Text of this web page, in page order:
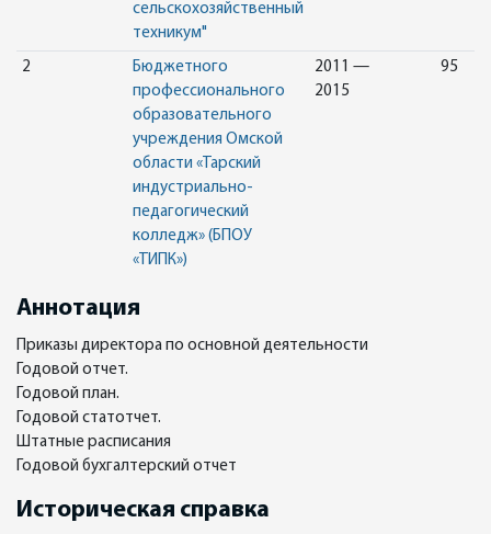
сельскохозяйственный
техникум"
2
Бюджетного
профессионального
образовательного
учреждения Омской
области «Тарский
индустриально-
педагогический
колледж» (БПОУ
«ТИПК»)
2011 —
2015
95
Аннотация
Приказы директора по основной деятельности
Годовой отчет.
Годовой план.
Годовой статотчет.
Штатные расписания
Годовой бухгалтерский отчет
Историческая справка